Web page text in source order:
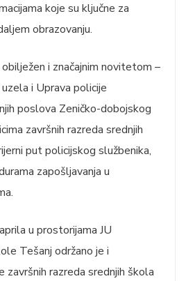
koje su ključne za
obrazovanju.
i značajnim novitetom –
i Uprava policije
poslova Zeničko-dobojskog
završnih razreda srednjih
put policijskog službenika,
zapošljavanja u
u prostorijama JU
Tešanj održano je i
završnih razreda srednjih škola